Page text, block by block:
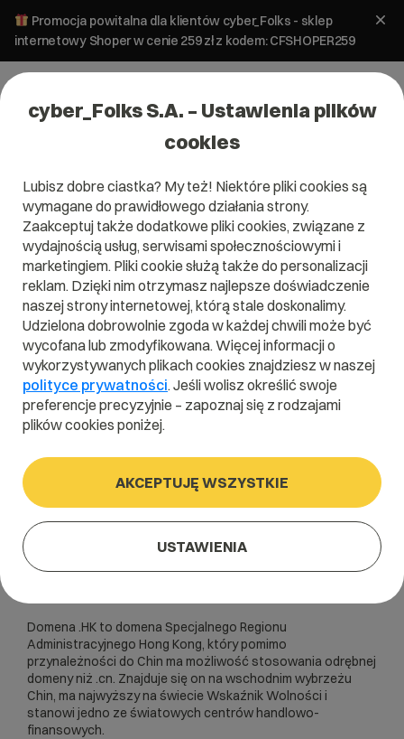
Promocja powitalna dla klientów cyber_Folks - sklep
internetowy Shoper w cenie 259 zł z kodem: CFSHOPER259
Domena .hk
Zarejestruj adres www z domeną Hongkongu
.hk
Szukaj
Domena .HK to domena Specjalnego Regionu
Administracyjnego Hong Kong, który pomimo
przynależności do Chin ma możliwość stosowania odrębnej
domeny niż .cn. Znajduje się on na wschodnim wybrzeżu
Chin, ma najwyższy na świecie Wskaźnik Wolności i
stanowi jedno ze światowych centrów handlowo-
finansowych.
cyber_Folks S.A. – Ustawienia plików
cookies
Lubisz dobre ciastka? My też! Niektóre pliki cookies są
wymagane do prawidłowego działania strony.
Zaakceptuj także dodatkowe pliki cookies, związane z
wydajnością usług, serwisami społecznościowymi i
marketingiem. Pliki cookie służą także do personalizacji
reklam. Dzięki nim otrzymasz najlepsze doświadczenie
naszej strony internetowej, którą stale doskonalimy.
Udzielona dobrowolnie zgoda w każdej chwili może być
wycofana lub zmodyfikowana. Więcej informacji o
wykorzystywanych plikach cookies znajdziesz w naszej
polityce prywatności. Jeśli wolisz określić swoje
preferencje precyzyjnie – zapoznaj się z rodzajami
plików cookies poniżej.
AKCEPTUJĘ WSZYSTKIE
USTAWIENIA